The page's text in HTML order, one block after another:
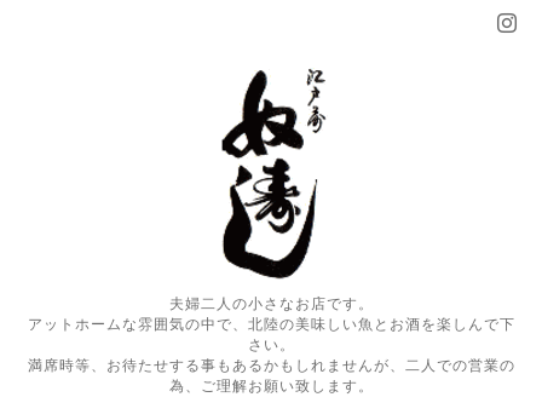
夫婦二人の小さなお店です。
アットホームな雰囲気の中で、北陸の美味しい魚とお酒を楽しんで下
さい。
満席時等、お待たせする事もあるかもしれませんが、二人での営業の
為、ご理解お願い致します。